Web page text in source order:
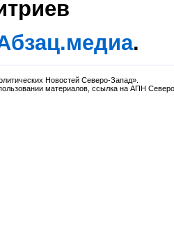
.
Новостей Северо-Запад».
материалов, ссылка на АПН